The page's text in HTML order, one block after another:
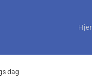
dag